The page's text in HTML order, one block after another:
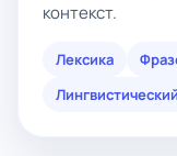
контекст.
Лексика